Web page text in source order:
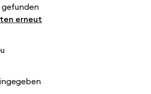
gefunden
erneut